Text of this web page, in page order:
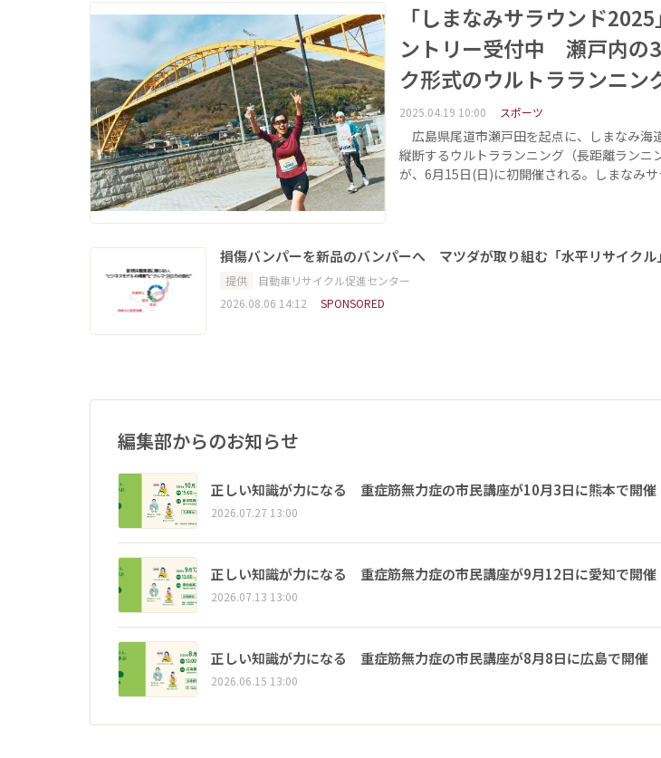
「しまなみサラウンド
ントリー受付中 瀬戸内の
ク形式のウルトラランニン
2025.04.19 10:00 スポーツ
広島県尾道市瀬戸田を起点に、しまなみ海
縦断するウルトラランニング（長距離ランニ
が、6月15日(日)に初開催される。しまなみ
損傷バンパーを新品のバンパーへ マツダが取り組む「水平リサイクル」
提供
自動車リサイクル促進センター
2026.08.06 14:12
SPONSORED
編集部からのお知らせ
正しい知識が力になる 重症筋無力症の市民講座が10月3日に熊本で開催
2026.07.27 13:00
正しい知識が力になる 重症筋無力症の市民講座が9月12日に愛知で開催
2026.07.13 13:00
正しい知識が力になる 重症筋無力症の市民講座が8月8日に広島で開催
2026.06.15 13:00